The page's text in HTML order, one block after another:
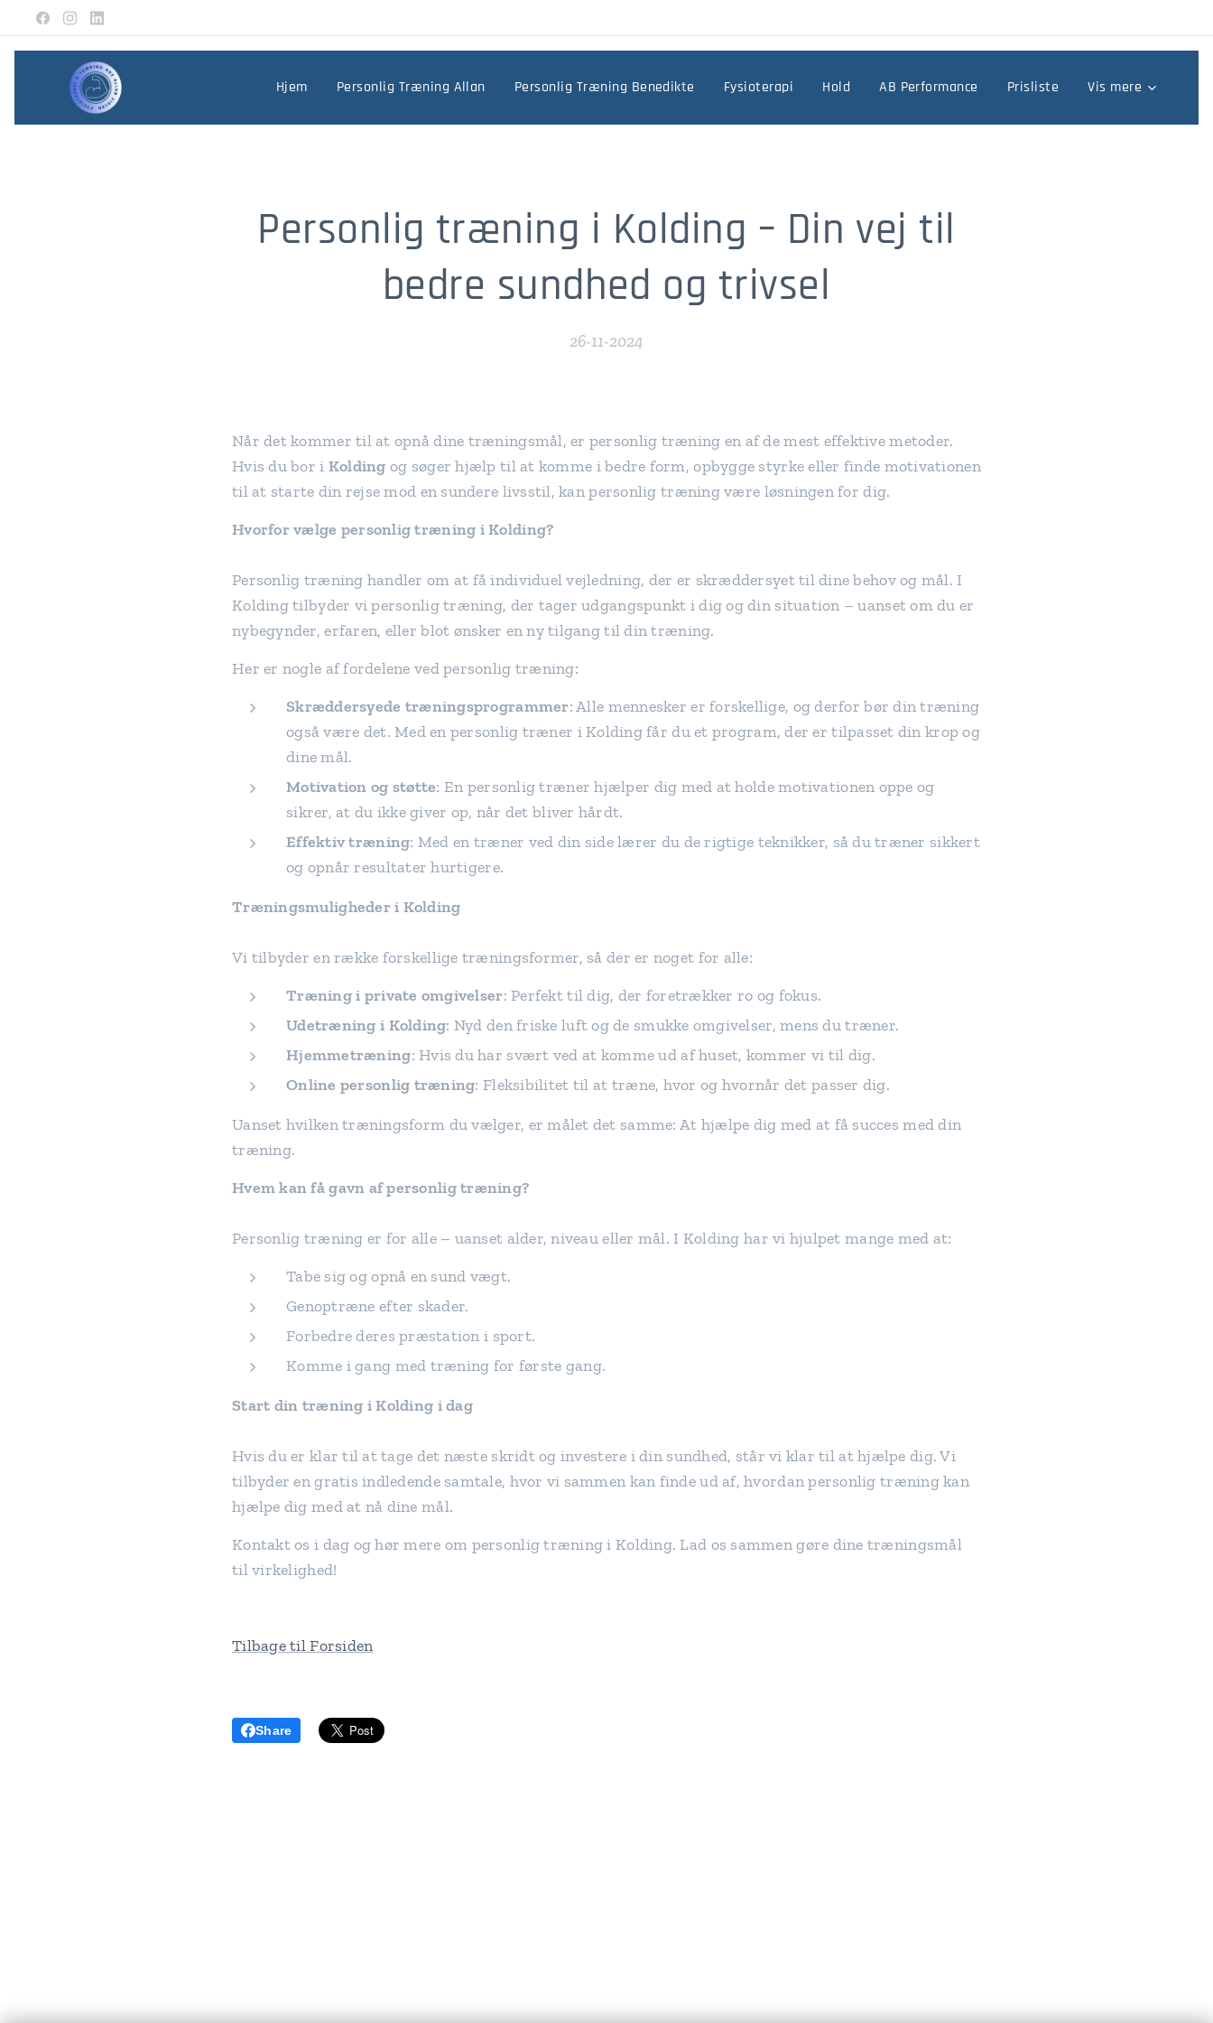
Hjem Personlig Træning Allan Personlig Træning Benedikte Fysioterapi Hold AB Performance Prisliste Vis mere
Personlig træning i Kolding – Din vej til
bedre sundhed og trivsel
26-11-2024
Når det kommer til at opnå dine træningsmål, er personlig træning en af de mest effektive metoder.
Hvis du bor i Kolding og søger hjælp til at komme i bedre form, opbygge styrke eller finde motivationen
til at starte din rejse mod en sundere livsstil, kan personlig træning være løsningen for dig.
Hvorfor vælge personlig træning i Kolding?
Personlig træning handler om at få individuel vejledning, der er skræddersyet til dine behov og mål. I
Kolding tilbyder vi personlig træning, der tager udgangspunkt i dig og din situation – uanset om du er
nybegynder, erfaren, eller blot ønsker en ny tilgang til din træning.
Her er nogle af fordelene ved personlig træning:
Skræddersyede træningsprogrammer: Alle mennesker er forskellige, og derfor bør din træning
også være det. Med en personlig træner i Kolding får du et program, der er tilpasset din krop og
dine mål.
Motivation og støtte: En personlig træner hjælper dig med at holde motivationen oppe og
sikrer, at du ikke giver op, når det bliver hårdt.
Effektiv træning: Med en træner ved din side lærer du de rigtige teknikker, så du træner sikkert
og opnår resultater hurtigere.
Træningsmuligheder i Kolding
Vi tilbyder en række forskellige træningsformer, så der er noget for alle:
Træning i private omgivelser: Perfekt til dig, der foretrækker ro og fokus.
Udetræning i Kolding: Nyd den friske luft og de smukke omgivelser, mens du træner.
Hjemmetræning: Hvis du har svært ved at komme ud af huset, kommer vi til dig.
Online personlig træning: Fleksibilitet til at træne, hvor og hvornår det passer dig.
Uanset hvilken træningsform du vælger, er målet det samme: At hjælpe dig med at få succes med din
træning.
Hvem kan få gavn af personlig træning?
Personlig træning er for alle – uanset alder, niveau eller mål. I Kolding har vi hjulpet mange med at:
Tabe sig og opnå en sund vægt.
Genoptræne efter skader.
Forbedre deres præstation i sport.
Komme i gang med træning for første gang.
Start din træning i Kolding i dag
Hvis du er klar til at tage det næste skridt og investere i din sundhed, står vi klar til at hjælpe dig. Vi
tilbyder en gratis indledende samtale, hvor vi sammen kan finde ud af, hvordan personlig træning kan
hjælpe dig med at nå dine mål.
Kontakt os i dag og hør mere om personlig træning i Kolding. Lad os sammen gøre dine træningsmål
til virkelighed!
Tilbage til Forsiden
Share